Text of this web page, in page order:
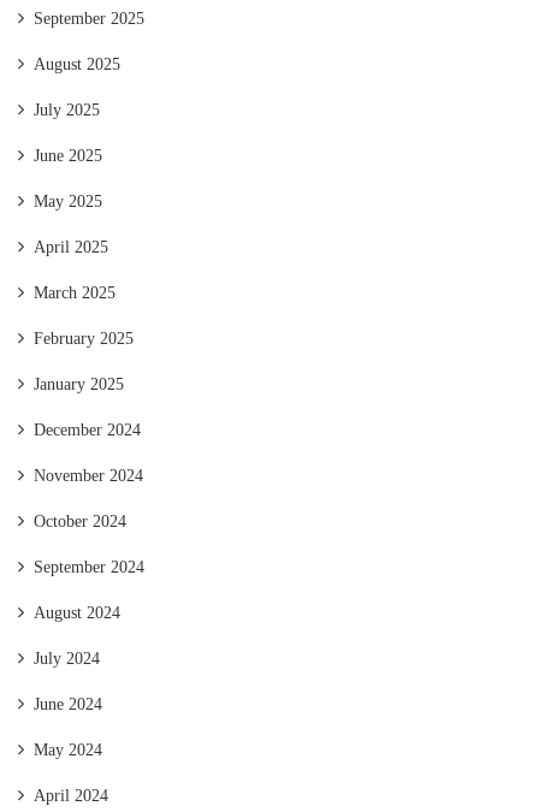
September 2025
August 2025
July 2025
June 2025
May 2025
April 2025
March 2025
February 2025
January 2025
December 2024
November 2024
October 2024
September 2024
August 2024
July 2024
June 2024
May 2024
April 2024